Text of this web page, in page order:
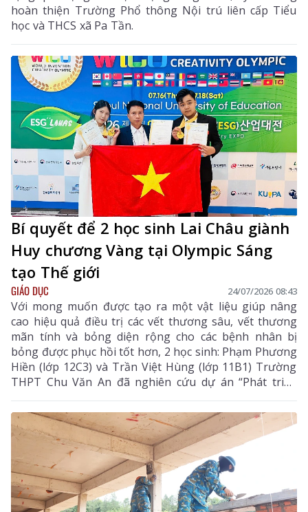
hoàn thiện Trường Phổ thông Nội trú liên cấp Tiểu
học và THCS xã Pa Tần.
Bí quyết để 2 học sinh Lai Châu giành
Huy chương Vàng tại Olympic Sáng
tạo Thế giới
GIÁO DỤC 24/07/2026 08:43
Với mong muốn được tạo ra một vật liệu giúp nâng
cao hiệu quả điều trị các vết thương sâu, vết thương
mãn tính và bỏng diện rộng cho các bệnh nhân bị
bỏng được phục hồi tốt hơn, 2 học sinh: Phạm Phương
Hiền (lớp 12C3) và Trần Việt Hùng (lớp 11B1) Trường
THPT Chu Văn An đã nghiên cứu dự án “Phát triển
công nghệ làm liền vết thương thông minh bằng
màng hydrogel kết hợp với berberine và exosome từ
tế bào gốc trung mô dây rốn”. Dự án không chỉ chinh
phục Ban Giám khảo Cuộc thi Olympic Phát minh và
Sáng tạo Thế giới (WICO) 2026 tại Seoul (Hàn Quốc) để
giành Huy chương Vàng, mà còn đánh dấu lần đầu
tiên học sinh Lai Châu đạt thành tích cao nhất ở một
sân chơi khoa học - sáng tạo mang tầm quốc tế.